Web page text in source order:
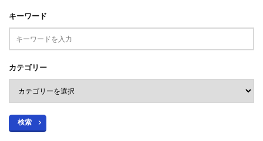
キーワード
カテゴリー
検索